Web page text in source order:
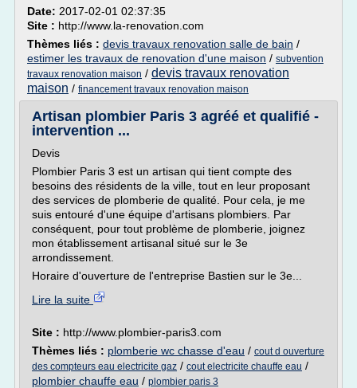
Date: 2017-02-01 02:37:35
Site : http://www.la-renovation.com
Thèmes liés : devis travaux renovation salle de bain /
estimer les travaux de renovation d'une maison / subvention
travaux renovation maison / devis travaux renovation
maison / financement travaux renovation maison
Artisan plombier Paris 3 agréé et qualifié -
intervention ...
Devis
Plombier Paris 3 est un artisan qui tient compte des
besoins des résidents de la ville, tout en leur proposant
des services de plomberie de qualité. Pour cela, je me
suis entouré d'une équipe d'artisans plombiers. Par
conséquent, pour tout problème de plomberie, joignez
mon établissement artisanal situé sur le 3e
arrondissement.
Horaire d'ouverture de l'entreprise Bastien sur le 3e...
Lire la suite
Site : http://www.plombier-paris3.com
Thèmes liés : plomberie wc chasse d'eau / cout d ouverture
des compteurs eau electricite gaz / cout electricite chauffe eau /
plombier chauffe eau / plombier paris 3